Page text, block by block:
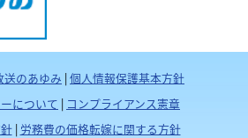
送のあゆみ |個人情報保護基本方針
について | コンプライアンス憲章
| 労務費の価格転嫁に関する方針